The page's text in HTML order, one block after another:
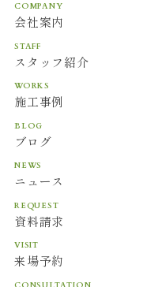
著作権について
断転載・無断使用
当社のホームペー
む）に関する著作
すべて当社ならび
す。本ホームペー
営利目的およびお
の文書を複製する
COMPANY
会社案内
STAFF
スタッフ紹介
WORKS
施工事例
BLOG
ブログ
NEWS
ニュース
REQUEST
資料請求
VISIT
来場予約